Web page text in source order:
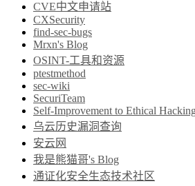
CVE中文申请站
CXSecurity
find-sec-bugs
Mrxn's Blog
OSINT-工具和资源
ptestmethod
sec-wiki
SecuriTeam
Self-Improvement to Ethical
乌云历史漏洞查询
安云网
我是熊猫哥's Blog
通证化安全生态技术社区